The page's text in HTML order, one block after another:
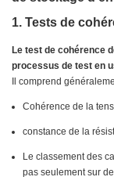
1. Tests de
Le test de cohérence
processus de test en
Il comprend
Cohérence de la
constance de la
Le classement des
pas seulement sur